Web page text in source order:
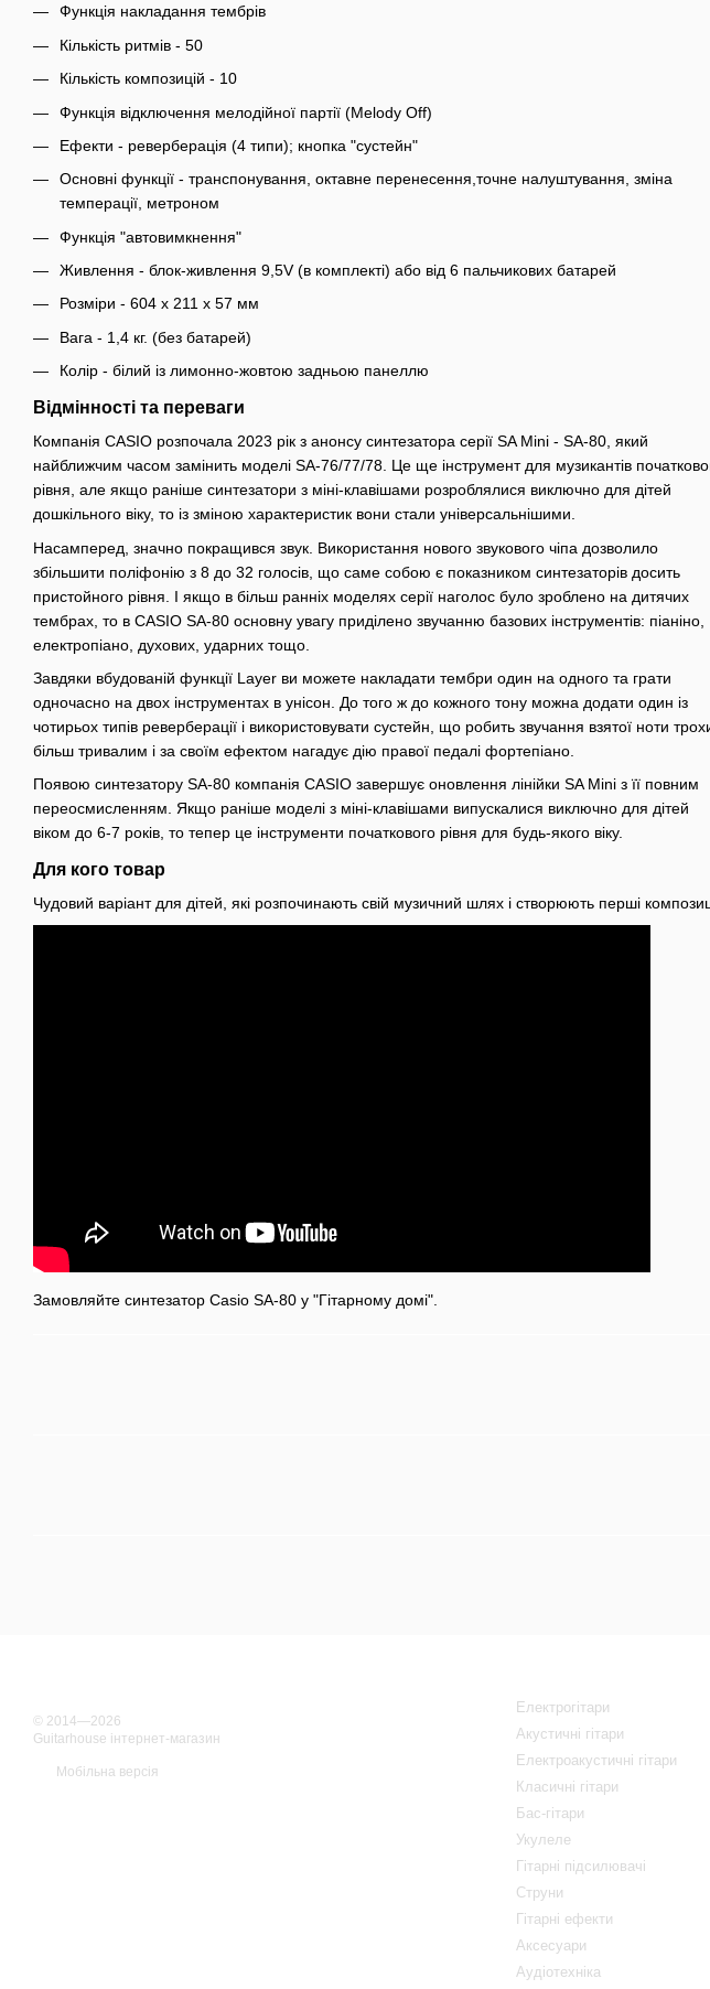
Функція накладання тембрів
Кількість ритмів - 50
Кількість композицій - 10
Функція відключення мелодійної партії (Melody Off)
Ефекти - реверберація (4 типи); кнопка "сустейн"
Основні функції - транспонування, октавне перенесення,точне налуштування, зміна
темперації, метроном
Функція "автовимкнення"
Живлення - блок-живлення 9,5V (в комплекті) або від 6 пальчикових батарей
Розміри - 604 х 211 х 57 мм
Вага - 1,4 кг. (без батарей)
Колір - білий із лимонно-жовтою задньою панеллю
Відмінності та переваги
Компанія CASIO розпочала 2023 рік з анонсу синтезатора серії SA Mini - SA-80, який
найближчим часом замінить моделі SA-76/77/78. Це ще інструмент для музикантів
рівня, але якщо раніше синтезатори з міні-клавішами розроблялися виключно для дітей
дошкільного віку, то із зміною характеристик вони стали універсальнішими.
Насамперед, значно покращився звук. Використання нового звукового чіпа дозволило
збільшити поліфонію з 8 до 32 голосів, що саме собою є показником синтезаторів досить
пристойного рівня. І якщо в більш ранніх моделях серії наголос було зроблено на дитячих
тембрах, то в CASIO SA-80 основну увагу приділено звучанню базових інструментів: піаніно,
електропіано, духових, ударних тощо.
Завдяки вбудованій функції Layer ви можете накладати тембри один на одного та грати
одночасно на двох інструментах в унісон. До того ж до кожного тону можна додати один із
чотирьох типів реверберації і використовувати сустейн, що робить звучання взятої ноти
більш тривалим і за своїм ефектом нагадує дію правої педалі фортепіано.
Появою синтезатору SA-80 компанія CASIO завершує оновлення лінійки SA Mini з її повним
переосмисленням. Якщо раніше моделі з міні-клавішами випускалися виключно для дітей
віком до 6-7 років, то тепер це інструменти початкового рівня для будь-якого віку.
Для кого товар
Чудовий варіант для дітей, які розпочинають свій музичний шлях і створюють перші
Замовляйте синтезатор Casio SA-80 у "Гітарному домі".
© 2014—2026
Guitarhouse інтернет-магазин
Мобільна версія
Електрогітари
Акустичні гітари
Електроакустичні гітари
Класичні гітари
Бас-гітари
Укулеле
Гітарні підсилювачі
Струни
Гітарні ефекти
Аксесуари
Аудіотехніка